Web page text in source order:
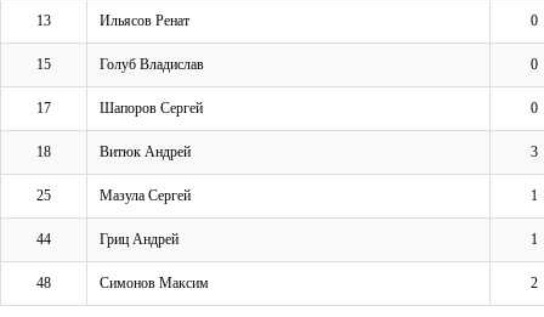
13 Ильясов Ренат 0
15 Голуб Владислав 0
17 Шапоров Сергей 0
18 Витюк Андрей 3
25 Мазула Сергей 1
44 Гриц Андрей 1
48 Симонов Максим 2